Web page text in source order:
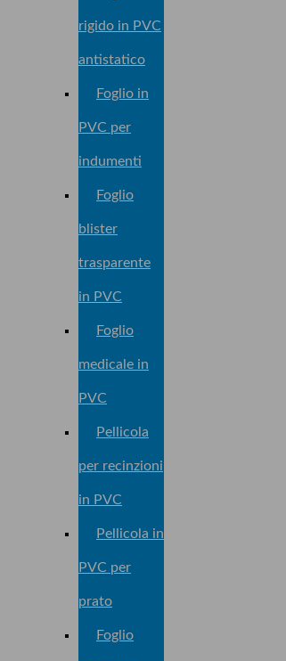
rigido in PVC
antistatico
Foglio in
PVC per
indumenti
Foglio
blister
trasparente
in PVC
Foglio
medicale in
PVC
Pellicola
per recinzioni
in PVC
Pellicola in
PVC per
prato
Foglio